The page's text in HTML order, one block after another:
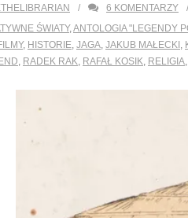
Facebook
6 KOMENTARZY
ŚWIATY,ANTOLOGIA "LEGENDY
, HISTORIE, JAGA, JAKUB MAŁECKI ,
, RADEK RAK, RAFAŁ KOSIK, RELIGIA